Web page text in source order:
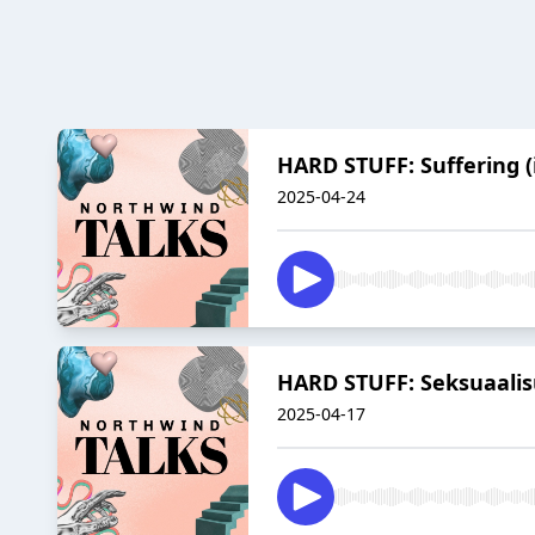
HARD STUFF: Suffering
2025-04-24
HARD STUFF:
2025-04-17